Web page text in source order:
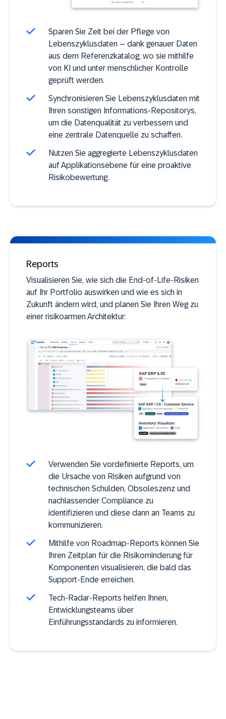
Sparen Sie Zeit bei der Pflege von
Lebenszyklusdaten – dank genauer Daten
aus dem Referenzkatalog, wo sie mithilfe
von KI und unter menschlicher Kontrolle
geprüft werden.
Synchronisieren Sie Lebenszyklusdaten mit
Ihren sonstigen Informations-Repositorys,
um die Datenqualität zu verbessern und
eine zentrale Datenquelle zu schaffen.
Nutzen Sie aggregierte Lebenszyklusdaten
auf Applikationsebene für eine proaktive
Risikobewertung.
Reports
Visualisieren Sie, wie sich die End-of-Life-Risiken
auf Ihr Portfolio auswirken und wie es sich in
Zukunft ändern wird, und planen Sie Ihren Weg zu
einer risikoarmen Architektur:
Verwenden Sie vordefinierte Reports, um
die Ursache von Risiken aufgrund von
technischen Schulden, Obsoleszenz und
nachlassender Compliance zu
identifizieren und diese dann an Teams zu
kommunizieren.
Mithilfe von Roadmap-Reports können Sie
Ihren Zeitplan für die Risikominderung für
Komponenten visualisieren, die bald das
Support-Ende erreichen.
Tech-Radar-Reports helfen Ihnen,
Entwicklungsteams über
Einführungsstandards zu informieren.